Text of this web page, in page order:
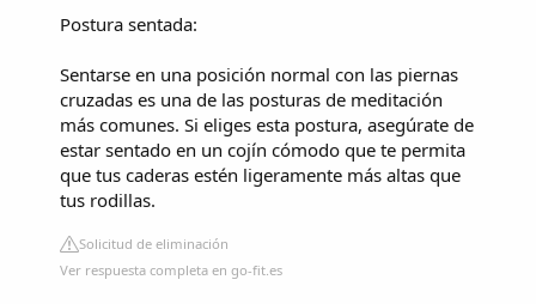
Postura sentada:
Sentarse en una posición normal con las piernas
cruzadas es una de las posturas de meditación
más comunes. Si eliges esta postura, asegúrate de
estar sentado en un cojín cómodo que te permita
que tus caderas estén ligeramente más altas que
tus rodillas.
Solicitud de eliminación
Ver respuesta completa en go-fit.es